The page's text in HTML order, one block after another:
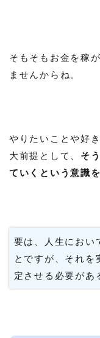
そもそもお金を稼
ませんからね。
やりたいことや好
大前提として、 そ
ていくという意識
要は、人生におい
とですが、それを
定させる必要があ